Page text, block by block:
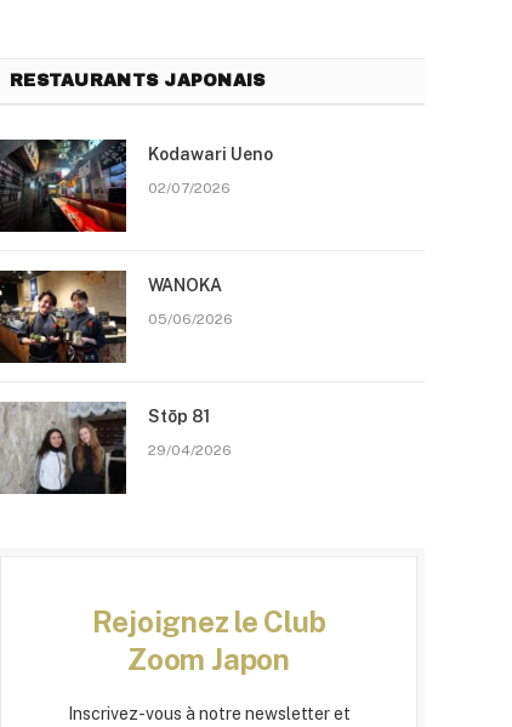
RESTAURANTS JAPONAIS
Kodawari Ueno
02/07/2026
WANOKA
05/06/2026
Stōp 81
29/04/2026
Rejoignez le Club
Zoom Japon
Inscrivez-vous à notre newsletter et